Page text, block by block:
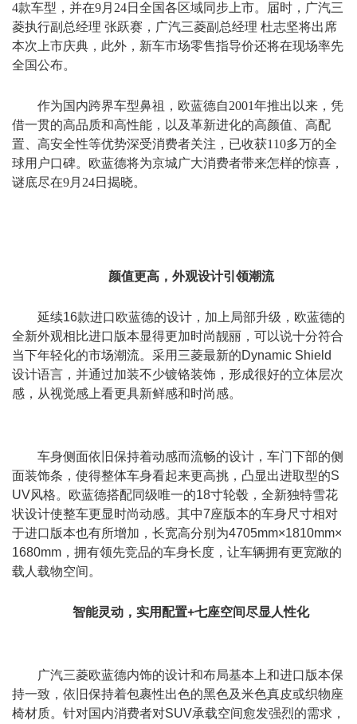
4款车型，并在9月24日全国各区域同步上市。届时，广汽三
菱执行副总经理 张跃赛，广汽三菱副总经理 杜志坚将出席
本次上市庆典，此外，新车市场零售指导价还将在现场率先
全国公布。
作为国内跨界车型鼻祖，欧蓝德自2001年推出以来，凭
借一贯的高品质和高性能，以及革新进化的高颜值、高配
置、高安全性等优势深受消费者关注，已收获110多万的全
球用户口碑。欧蓝德将为京城广大消费者带来怎样的惊喜，
谜底尽在9月24日揭晓。
颜值更高，外观设计引领潮流
延续16款进口欧蓝德的设计，加上局部升级，欧蓝德的
全新外观相比进口版本显得更加时尚靓丽，可以说十分符合
当下年轻化的市场潮流。采用三菱最新的Dynamic Shield
设计语言，并通过加装不少镀铬装饰，形成很好的立体层次
感，从视觉感上看更具新鲜感和时尚感。
车身侧面依旧保持着动感而流畅的设计，车门下部的侧
面装饰条，使得整体车身看起来更高挑，凸显出进取型的S
UV风格。欧蓝德搭配同级唯一的18寸轮毂，全新独特雪花
状设计使整车更显时尚动感。其中7座版本的车身尺寸相对
于进口版本也有所增加，长宽高分别为4705mm×1810mm×
1680mm，拥有领先竞品的车身长度，让车辆拥有更宽敞的
载人载物空间。
智能灵动，实用配置+七座空间尽显人性化
广汽三菱欧蓝德内饰的设计和布局基本上和进口版本保
持一致，依旧保持着包裹性出色的黑色及米色真皮或织物座
椅材质。针对国内消费者对SUV承载空间愈发强烈的需求，